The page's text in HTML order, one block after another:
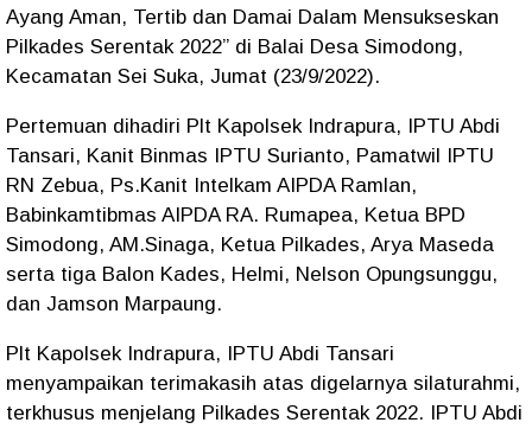
Ayang Aman, Tertib dan Damai Dalam Mensukseskan
Pilkades Serentak 2022” di Balai Desa Simodong,
Kecamatan Sei Suka, Jumat (23/9/2022).
Pertemuan dihadiri Plt Kapolsek Indrapura, IPTU Abdi
Tansari, Kanit Binmas IPTU Surianto, Pamatwil IPTU
RN Zebua, Ps.Kanit Intelkam AIPDA Ramlan,
Babinkamtibmas AIPDA RA. Rumapea, Ketua BPD
Simodong, AM.Sinaga, Ketua Pilkades, Arya Maseda
serta tiga Balon Kades, Helmi, Nelson Opungsunggu,
dan Jamson Marpaung.
Plt Kapolsek Indrapura, IPTU Abdi Tansari
menyampaikan terimakasih atas digelarnya silaturahmi,
terkhusus menjelang Pilkades Serentak 2022. IPTU Abdi